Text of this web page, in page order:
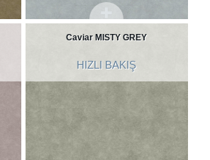
Caviar MISTY GREY
HIZLI BAKIŞ